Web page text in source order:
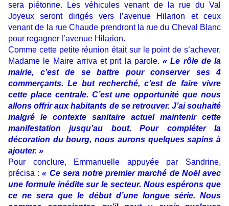
sera piétonne. Les véhicules venant de la rue du Val
Joyeux seront dirigés vers l’avenue Hilarion et ceux
venant de la rue Chaude prendront la rue du Cheval Blanc
pour regagner l’avenue Hilarion.
Comme cette petite réunion était sur le point de s’achever,
Madame le Maire arriva et prit la parole. « Le rôle de la
mairie, c’est de se battre pour conserver ses 4
commerçants. Le but recherché, c’est de faire vivre
cette place centrale. C’est une opportunité que nous
allons offrir aux habitants de se retrouver. J’ai souhaité
malgré le contexte sanitaire actuel maintenir cette
manifestation jusqu’au bout. Pour compléter la
décoration du bourg, nous aurons quelques sapins à
ajouter. »
Pour conclure, Emmanuelle appuyée par Sandrine,
précisa :« Ce sera notre premier marché de Noël avec
une formule inédite sur le secteur. Nous espérons que
ce ne sera que le début d’une longue série. Nous